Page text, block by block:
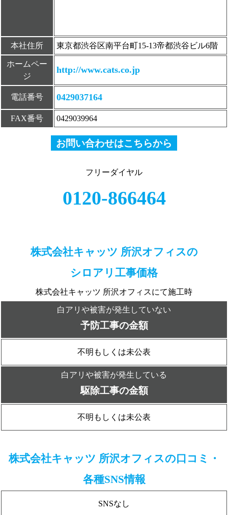
本社住所 東京都渋谷区南平台町15-13帝都渋谷ビル6階
ホームペー
ジ
http://www.cats.co.jp
電話番号 0429037164
FAX番号 0429039964
お問い合わせはこちらから
フリーダイヤル
0120-866464
株式会社キャッツ 所沢オフィスの
シロアリ工事価格
株式会社キャッツ 所沢オフィスにて施工時
白アリや被害が発生していない
予防工事の金額
不明もしくは未公表
白アリや被害が発生している
駆除工事の金額
不明もしくは未公表
株式会社キャッツ 所沢オフィスの口コミ・
各種SNS情報
SNSなし